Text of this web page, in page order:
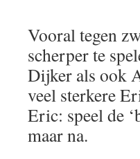
Vooral tegen
scherper te
Dijker als ook
veel sterkere
Eric: speel de
maar na.